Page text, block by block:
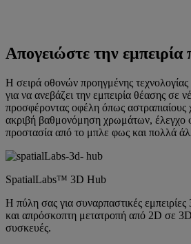
Απογειώστε την εμπειρία
Η σειρά οθονών προηγμένης τεχνολογίας
για να ανεβάζει την εμπειρία θέασης σε
προσφέροντας οφέλη όπως αστραπιαίους
ακριβή βαθμονόμηση χρωμάτων, έλεγχο
προστασία από το μπλε φως και πολλά
SpatialLabs™ 3D Hub
Η πύλη σας για συναρπαστικές εμπειρίες
και απρόσκοπτη μετατροπή από 2D σε
συσκευές.